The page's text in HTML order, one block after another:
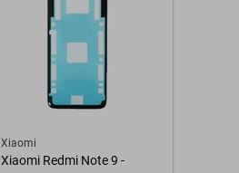
Xiaomi
Xiaomi Redmi Note 9 -